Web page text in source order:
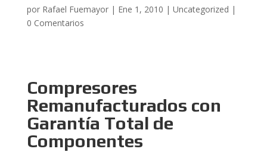
por Rafael Fuemayor| Ene 1, 2010 | Uncategorized |
0 Comentarios
Compresores
Remanufacturados con
Garantía Total de
Componentes